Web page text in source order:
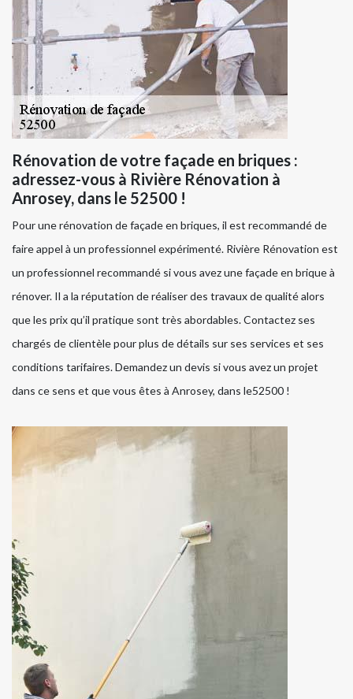
Rénovation de votre façade en briques :
adressez-vous à Rivière Rénovation à
Anrosey, dans le 52500 !
Pour une rénovation de façade en briques, il est recommandé de
faire appel à un professionnel expérimenté. Rivière Rénovation est
un professionnel recommandé si vous avez une façade en brique à
rénover. Il a la réputation de réaliser des travaux de qualité alors
que les prix qu’il pratique sont très abordables. Contactez ses
chargés de clientèle pour plus de détails sur ses services et ses
conditions tarifaires. Demandez un devis si vous avez un projet
dans ce sens et que vous êtes à Anrosey, dans le52500 !